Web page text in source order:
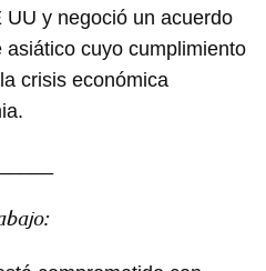
y negoció un acuerdo
cuyo cumplimiento
crisis económica